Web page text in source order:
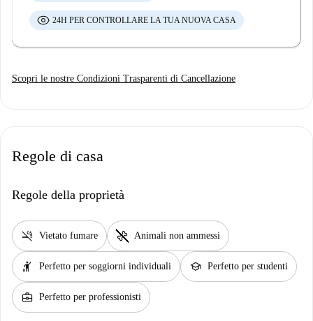
24H PER CONTROLLARE LA TUA NUOVA CASA
Scopri le nostre Condizioni Trasparenti di Cancellazione
Regole di casa
Regole della proprietà
smoke_free Vietato fumare pet_supplies Animali non ammessi
hail Perfetto per soggiorni individuali school Perfetto per studenti
business_center Perfetto per professionisti